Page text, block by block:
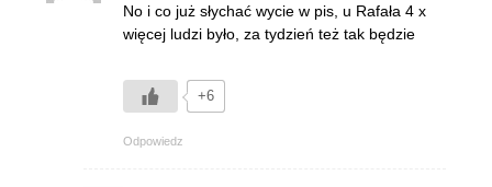
No i co już słychać wycie w pis, u Rafała 4 x
więcej ludzi było, za tydzień też tak będzie
+6
Odpowiedz